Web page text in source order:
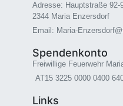
Adresse: Hauptstraße 92-
2344 Maria Enzersdorf
Email: Maria-
Spendenkonto
Freiwillige Feuerwehr
AT15 3225 0000 0400
Links